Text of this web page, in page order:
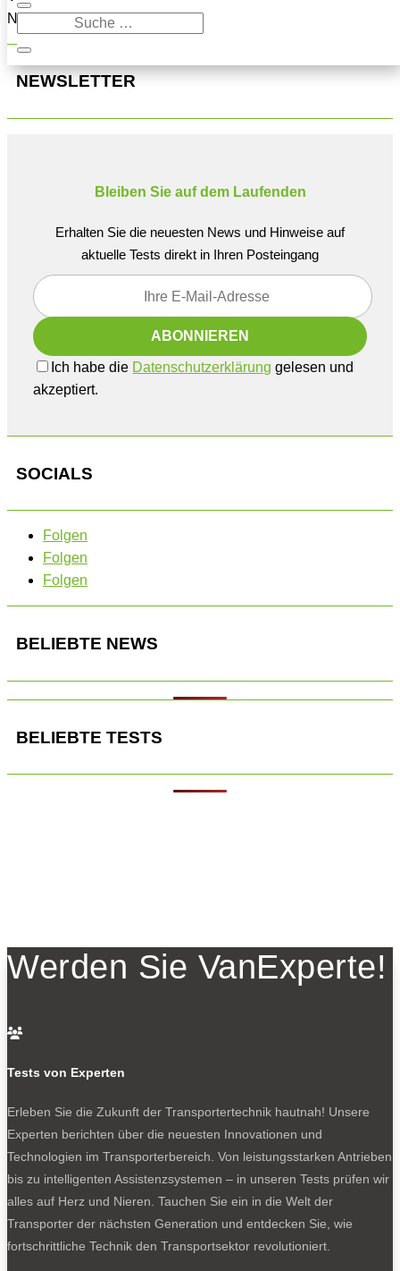
Navigation oben, um den Beitrag zu finden.
NEWSLETTER
Bleiben Sie auf dem Laufenden
Erhalten Sie die neuesten News und Hinweise auf
aktuelle Tests direkt in Ihren Posteingang
Ich habe die Datenschutzerklärung gelesen und
akzeptiert.
SOCIALS
Folgen
Folgen
Folgen
BELIEBTE NEWS
BELIEBTE TESTS
Werden Sie VanExperte!

Tests von Experten
Erleben Sie die Zukunft der Transportertechnik hautnah! Unsere
Experten berichten über die neuesten Innovationen und
Technologien im Transporterbereich. Von leistungsstarken Antrieben
bis zu intelligenten Assistenzsystemen – in unseren Tests prüfen wir
alles auf Herz und Nieren. Tauchen Sie ein in die Welt der
Transporter der nächsten Generation und entdecken Sie, wie
fortschrittliche Technik den Transportsektor revolutioniert.